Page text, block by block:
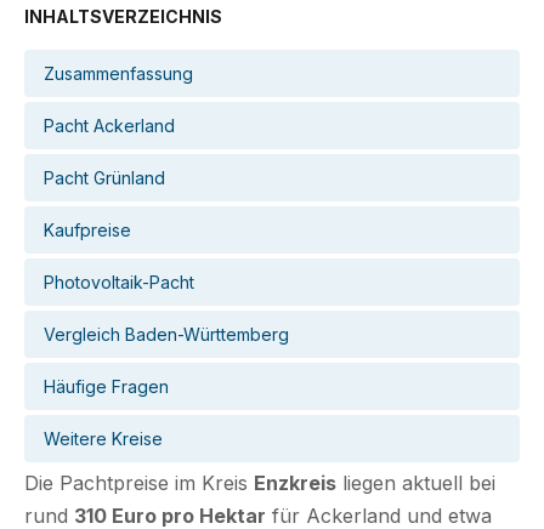
INHALTSVERZEICHNIS
Zusammenfassung
Pacht Ackerland
Pacht Grünland
Kaufpreise
Photovoltaik-Pacht
Vergleich Baden-Württemberg
Häufige Fragen
Weitere Kreise
Die Pachtpreise im Kreis Enzkreis liegen aktuell bei
rund 310 Euro pro Hektar für Ackerland und etwa